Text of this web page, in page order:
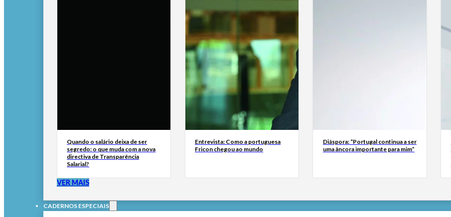
Quando o salário deixa de ser
segredo: o que muda com a nova
directiva de Transparência
Salarial?
Entrevista: Como a portuguesa
Fricon chegou ao mundo
Diáspora: “Portugal continua a ser
uma âncora importante para mim”
VER MAIS
CADERNOS ESPECIAIS